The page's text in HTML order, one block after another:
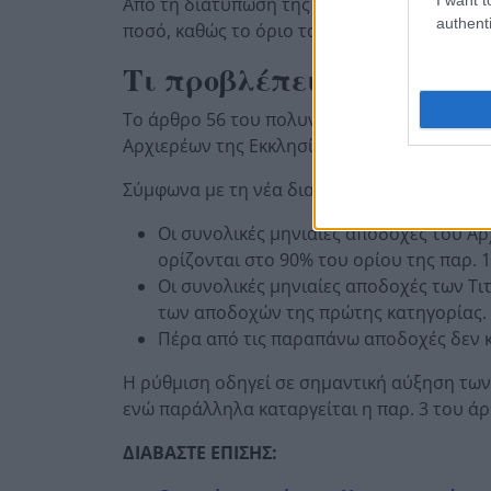
ποσό, καθώς το όριο του 90% αφορά και τις
Τι προβλέπει το άρθρο
Το άρθρο 56 του πολυνομοσχεδίου
Αρχιερέων της Εκκλησίας της Ελλάδος.
Σύμφωνα με τη νέα διατύπωση, οι κάθε
Οι συνολικές μηνιαίες αποδοχές του
ορίζονται στο 90% του ορίου της
Οι συνολικές μηνιαίες αποδοχές των
των αποδοχών της πρώτης κατηγορίας.
Πέρα από τις παραπάνω αποδοχές δεν
Η ρύθμιση οδηγεί σε σημαντική αύξηση
ενώ παράλληλα καταργείται η παρ. 3 του
ΔΙΑΒΑΣΤΕ ΕΠΙΣΗΣ: